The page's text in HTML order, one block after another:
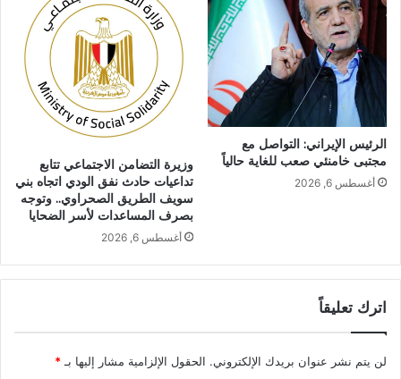
الرئيس الإيراني: التواصل مع
مجتبى خامنئي صعب للغاية حالياً
أغسطس 6, 2026
وزيرة التضامن الاجتماعي تتابع
تداعيات حادث نفق الودي اتجاه بني
سويف الطريق الصحراوي.. وتوجه
بصرف المساعدات لأسر الضحايا
أغسطس 6, 2026
اترك تعليقاً
لن يتم نشر عنوان بريدك الإلكتروني. الحقول الإلزامية مشار إليها بـ *